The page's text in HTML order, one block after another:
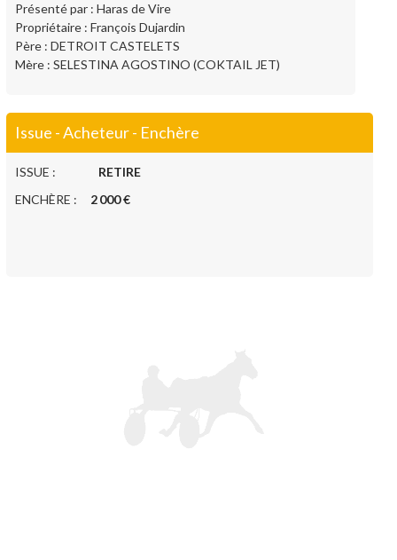
Présenté par : Haras de Vire
Propriétaire : François Dujardin
Père : DETROIT CASTELETS
Mère : SELESTINA AGOSTINO (COKTAIL JET)
Issue - Acheteur - Enchère
ISSUE : RETIRE
ENCHÈRE : 2 000 €